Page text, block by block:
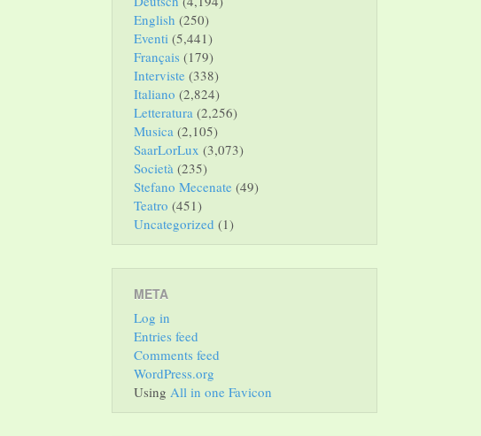
English (250)
Eventi (5,441)
Français (179)
Interviste (338)
Italiano (2,824)
Letteratura (2,256)
Musica (2,105)
SaarLorLux (3,073)
Società (235)
Stefano Mecenate (49)
Teatro (451)
Uncategorized (1)
META
Log in
Entries feed
Comments feed
WordPress.org
Using All in one Favicon